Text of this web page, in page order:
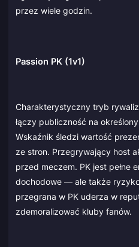
przez wiele godzin.
Passion PK (1v1)
Charakterystyczny tryb
łączy publiczność na
Wskaźnik śledzi wartość
ze stron. Przegrywający host
przed meczem. PK jest pełne
dochodowe — ale także
przegrana w PK uderza w
zdemoralizować kluby fanów.